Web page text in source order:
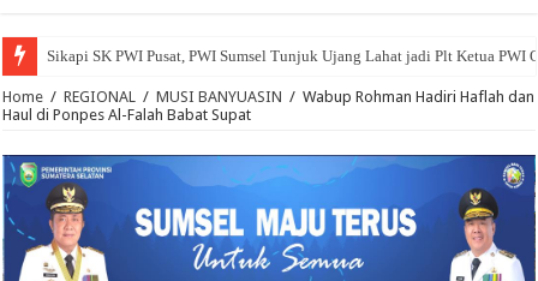
Sikapi SK PWI Pusat, PWI Sumsel Tunjuk Ujang Lahat jadi Plt Ketua PWI
Home / REGIONAL / MUSI BANYUASIN / Wabup Rohman Hadiri Haflah dan
Haul di Ponpes Al-Falah Babat Supat